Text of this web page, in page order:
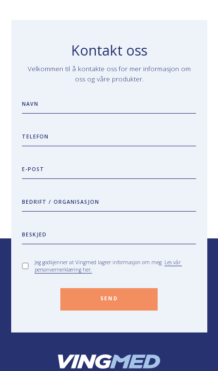
Kontakt oss
Velkommen til å kontakte oss for mer informasjon om
oss og våre produkter.
NAVN
TELEFON
E-POST
BEDRIFT / ORGANISASJON
BESKJED
Jeg godkjenner at Vingmed lagrer informasjon om meg. Les vår
personvernerklæring her.
SEND